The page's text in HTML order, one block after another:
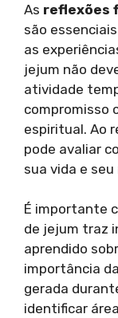
As reflexões
são
as
jejum não
atividade
compromisso
espiritual. Ao
pode avaliar
sua vida e
É importante
de jejum traz
aprendido
importância
gerada
identificar